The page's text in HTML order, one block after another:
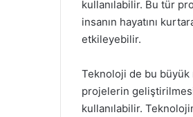
kullanılabilir. Bu tür
insanın hayatını
etkileyebilir.
Teknoloji de bu büyük
projelerin
kullanılabilir.